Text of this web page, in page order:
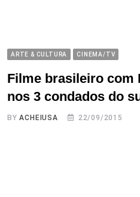
ARTE & CULTURA CINEMA/TV
Filme brasileiro com
nos 3 condados do
BYACHEIUSA 22/09/2015